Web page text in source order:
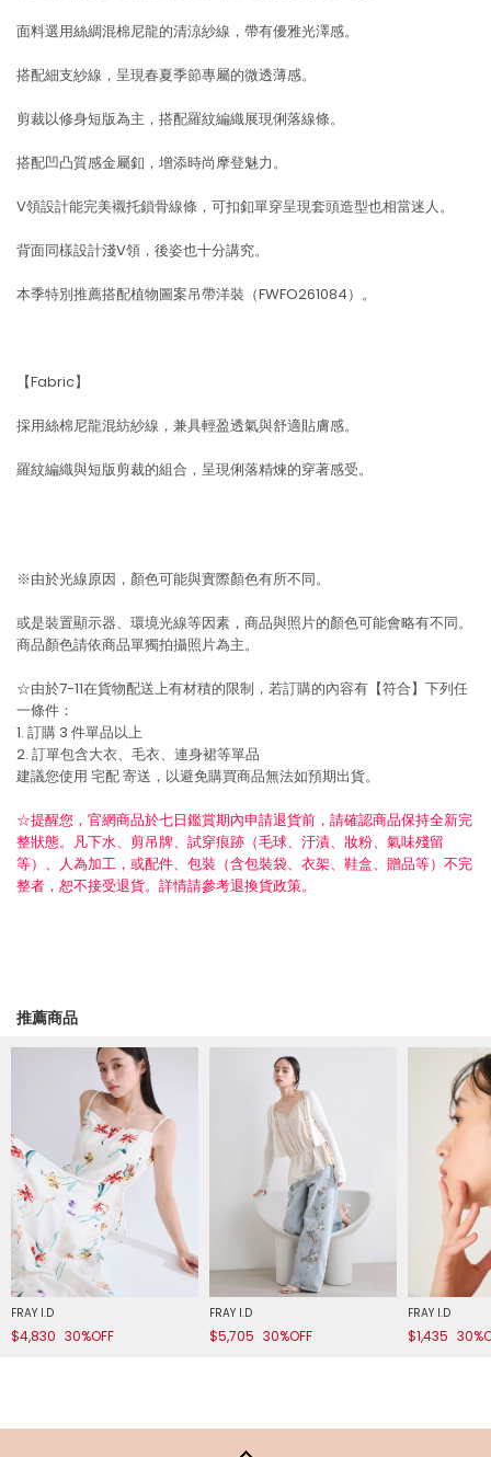
面料選用絲綢混棉尼龍的清涼紗線，帶有優雅光澤感。
搭配細支紗線，呈現春夏季節專屬的微透薄感。
剪裁以修身短版為主，搭配羅紋編織展現俐落線條。
搭配凹凸質感金屬釦，增添時尚摩登魅力。
V領設計能完美襯托鎖骨線條，可扣釦單穿呈現套頭造型也相當迷人。
背面同樣設計淺V領，後姿也十分講究。
本季特別推薦搭配植物圖案吊帶洋裝（FWFO261084）。
【Fabric】
採用絲棉尼龍混紡紗線，兼具輕盈透氣與舒適貼膚感。
羅紋編織與短版剪裁的組合，呈現俐落精煉的穿著感受。
※由於光線原因，顏色可能與實際顏色有所不同。
或是裝置顯示器、環境光線等因素，商品與照片的顏色可能會略有不同。
商品顏色請依商品單獨拍攝照片為主。
☆由於7-11在貨物配送上有材積的限制，若訂購的內容有【符合】下列任
一條件：
1. 訂購 3 件單品以上
2. 訂單包含大衣、毛衣、連身裙等單品
建議您使用 宅配寄送，以避免購買商品無法如預期出貨。
☆提醒您，官網商品於七日鑑賞期內申請退貨前，請確認商品保持全新完
整狀態。凡下水、剪吊牌、試穿痕跡（毛球、汙漬、妝粉、氣味殘留
等）、人為加工，或配件、包裝（含包裝袋、衣架、鞋盒、贈品等）不完
整者，恕不接受退貨。詳情請參考退換貨政策。
推薦商品
FRAY I.D
$4,830 30%OFF
FRAY I.D
$5,705 30%OFF
FRAY I.D
$1,435